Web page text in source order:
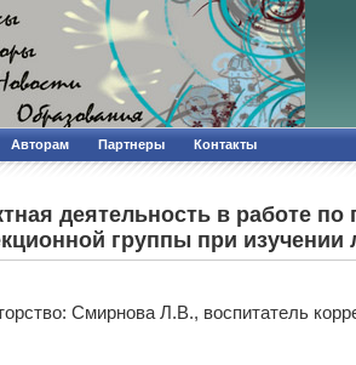
Авторам Партнеры Контакты
деятельность в работе
группы при изучении
Смирнова Л.В., воспитатель